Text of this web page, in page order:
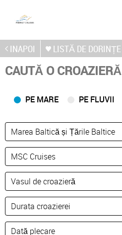
INAPOI LISTĂ DE DORINȚE
CAUTĂ O CROAZIERĂ
PE MARE PE FLUVII